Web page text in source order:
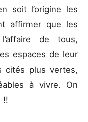
soit l’origine les
affirmer que les
de tous,
espaces de leur
cités plus vertes,
à vivre. On
!!